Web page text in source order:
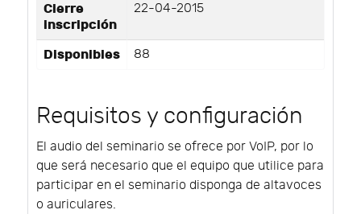
Cierre
inscripción
22-04-2015
Disponibles 88
Requisitos y configuración
El audio del seminario se ofrece por VoIP, por lo
que será necesario que el equipo que utilice para
participar en el seminario disponga de altavoces
o auriculares.